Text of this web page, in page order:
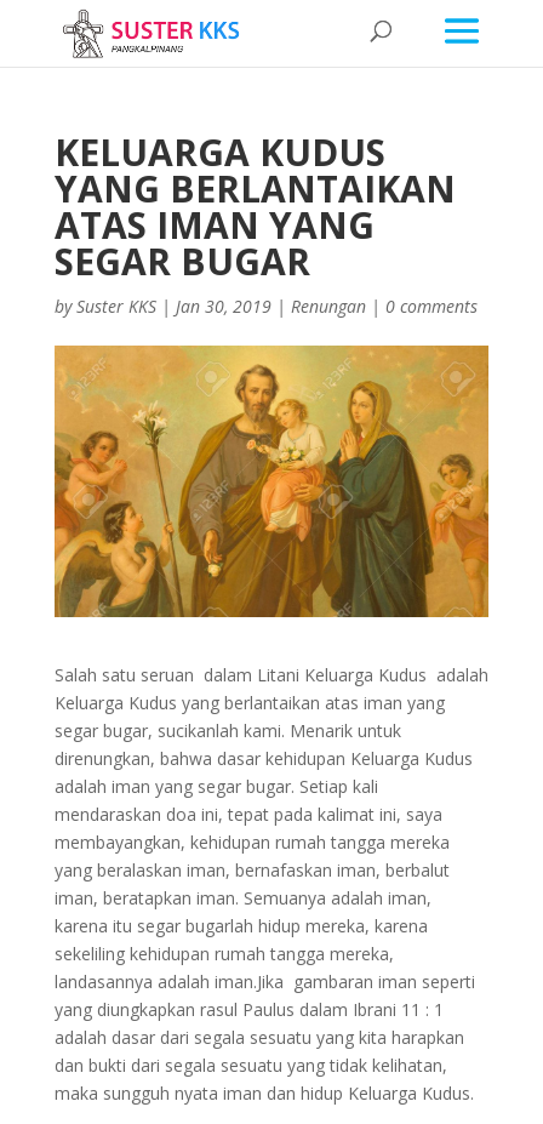
KELUARGA KUDUS
YANG BERLANTAIKAN
ATAS IMAN YANG
SEGAR BUGAR
bySuster KKS| Jan 30, 2019| Renungan| 0 comments
Salah satu seruan dalam Litani Keluarga Kudus adalah
Keluarga Kudus yang berlantaikan atas iman yang
segar bugar, sucikanlah kami. Menarik untuk
direnungkan, bahwa dasar kehidupan Keluarga Kudus
adalah iman yang segar bugar. Setiap kali
mendaraskan doa ini, tepat pada kalimat ini, saya
membayangkan, kehidupan rumah tangga mereka
yang beralaskan iman, bernafaskan iman, berbalut
iman, beratapkan iman. Semuanya adalah iman,
karena itu segar bugarlah hidup mereka, karena
sekeliling kehidupan rumah tangga mereka,
landasannya adalah iman.Jika gambaran iman seperti
yang diungkapkan rasul Paulus dalam Ibrani 11 : 1
adalah dasar dari segala sesuatu yang kita harapkan
dan bukti dari segala sesuatu yang tidak kelihatan,
maka sungguh nyata iman dan hidup Keluarga Kudus.